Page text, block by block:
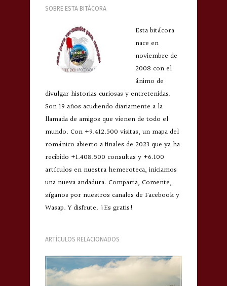
SOBRE ESTA BITÁCORA
Esta bitácora
nace en
noviembre de
2008 con el
ánimo de
divulgar historias curiosas y entretenidas.
Son 19 años acudiendo diariamente a la
llamada de amigos que vienen de todo el
mundo. Con +9.412.500 visitas, un mapa del
románico abierto a finales de 2023 que ya ha
recibido +1.408.500 consultas y +6.100
artículos en nuestra hemeroteca, iniciamos
una nueva andadura. Comparta, Comente,
síganos por nuestros canales de Facebook y
Wasap. Y disfrute. ¡Es gratis!
ARTÍCULOS RELACIONADOS